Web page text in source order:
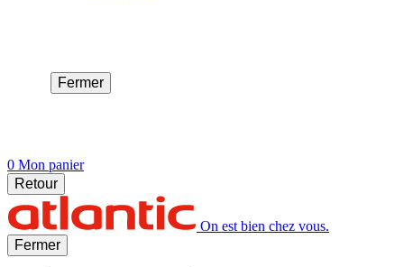
Fermer
0 Mon panier
Retour
On est bien chez vous.
Fermer